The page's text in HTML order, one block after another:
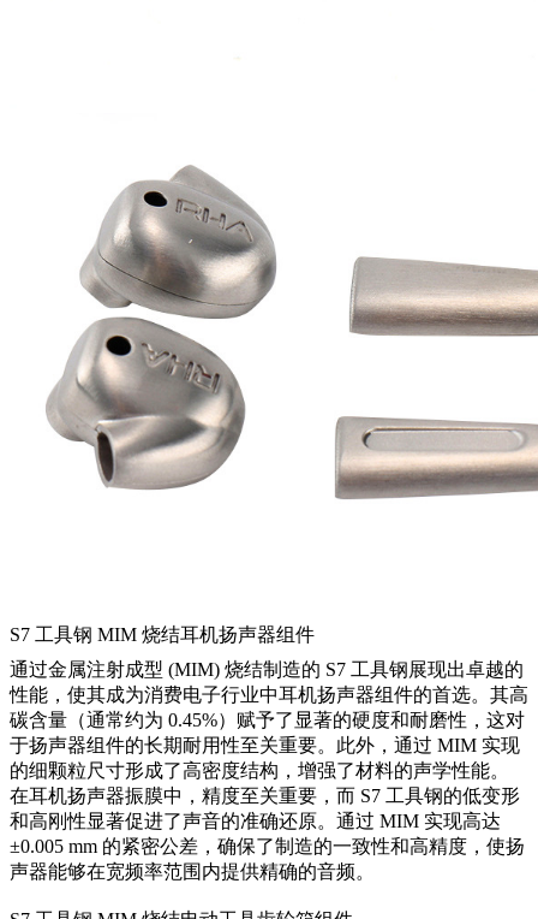
S7 工具钢 MIM 烧结耳机扬声器组件
通过金属注射成型 (MIM) 烧结制造的 S7 工具钢展现出卓越的
性能，使其成为消费电子行业中耳机扬声器组件的首选。其高
碳含量（通常约为 0.45%）赋予了显著的硬度和耐磨性，这对
于扬声器组件的长期耐用性至关重要。此外，通过 MIM 实现
的细颗粒尺寸形成了高密度结构，增强了材料的声学性能。
在耳机扬声器振膜中，精度至关重要，而 S7 工具钢的低变形
和高刚性显著促进了声音的准确还原。通过 MIM 实现高达
±0.005 mm 的紧密公差，确保了制造的一致性和高精度，使扬
声器能够在宽频率范围内提供精确的音频。